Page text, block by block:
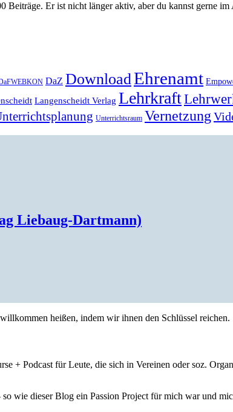
Beiträge. Er ist nicht länger aktiv, aber du kannst gerne
DaZ DownloadEhrenamt
Langenscheidt Verlag Lehrkraft
Unterrichtsraum Vernetzung
Liebaug-Dartmann)
heißen, indem wir ihnen den Schlüssel reichen.
+ Podcast für Leute, die sich in Vereinen oder soz.
so wie dieser Blog ein Passion Project für mich war und